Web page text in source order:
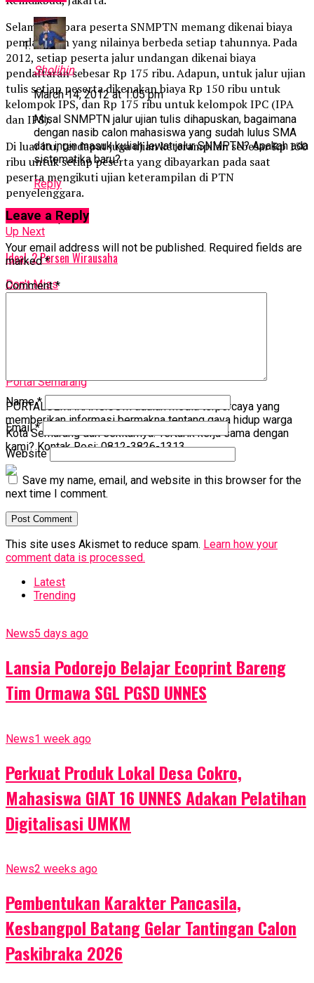
Selama ini, para peserta SNMPTN memang dikenai biaya
pendaftaran yang nilainya berbeda setiap tahunnya. Pada
2012, setiap peserta jalur undangan dikenai biaya
pendaftaran sebesar Rp 175 ribu. Adapun, untuk jalur ujian
tulis setiap peserta dikenakan biaya Rp 150 ribu untuk
kelompok IPS, dan Rp 175 ribu untuk kelompok IPC (IPA
dan IPS).
Di luar itu, terdapat juga ujian keterampilan sebesar Rp 150
ribu untuk setiap peserta yang dibayarkan pada saat
peserta mengikuti ujian keterampilan di PTN
penyelenggara.
Related Topics:
Up Next
Ideal, 2 Persen Wirausaha
Don't Miss
Portal Semarang
PORTALSEMARANG.COM adalah media terpercaya yang
memberikan informasi bermakna tentang gaya hidup warga
Kota Semarang dan sekitarnya. Tertarik kerja sama dengan
kami? Kontak Rosi: 0812-3826-1313
Sholihin
March 14, 2012 at 1:05 pm
Misal SNMPTN jalur ujian tulis dihapuskan, bagaimana
dengan nasib calon mahasiswa yang sudah lulus SMA
dan ingin masuk kuliah lewat jalur SNMPTN? Apakah ada
sistematika baru?
Reply
Leave a Reply
Your email address will not be published. Required fields are
marked*
Comment*
Name*
Email*
Website
Save my name, email, and website in this browser for the
next time I comment.
This site uses Akismet to reduce spam. Learn how your
comment data is processed.
Latest
Trending
News5 days ago
Lansia Podorejo Belajar Ecoprint Bareng
Tim Ormawa SGL PGSD UNNES
News1 week ago
Perkuat Produk Lokal Desa Cokro,
Mahasiswa GIAT 16 UNNES Adakan Pelatihan
Digitalisasi UMKM
News2 weeks ago
Pembentukan Karakter Pancasila,
Kesbangpol Batang Gelar Tantingan Calon
Paskibraka 2026